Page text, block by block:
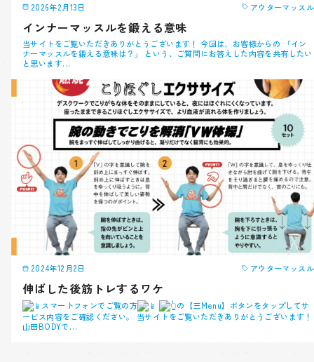
2026年2月13日 アウターマッスル
インナーマッスルを鍛える意味
当サイトをご覧いただきありがとうございます！ 今回は、お客様からの 「イン
ナーマッスルを鍛える意味は？」 という、ご質問にお答えした内容を共有したい
と思います…
2024年12月2日 アウターマッスル
伸ばした後筋トレするワケ
スマートフォンでご覧の方
の【三Menu】ボタンをタップしてサ
ービス内容をご確認ください。 当サイトをご覧いただきありがとうございます！
山田BODYで…